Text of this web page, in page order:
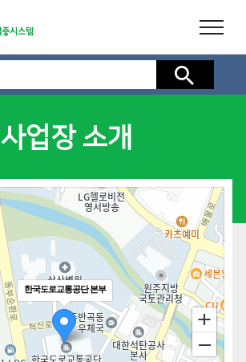
검색
사업장 소개
한국도로교통공단 본부